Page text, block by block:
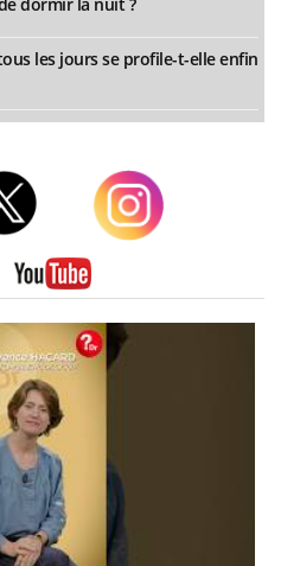
les jours se profile-t-elle enfin